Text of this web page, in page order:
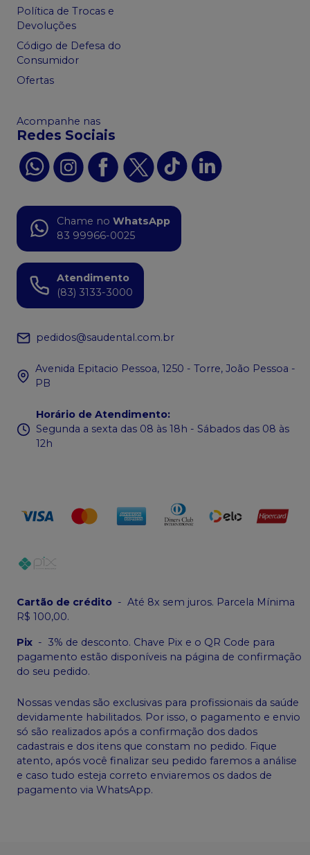
Política de Trocas e
Devoluções
Código de Defesa do
Consumidor
Ofertas
Acompanhe nas
Redes Sociais
Chame no WhatsApp
83 99966-0025
Atendimento
(83) 3133-3000
pedidos@saudental.com.br
Avenida Epitacio Pessoa, 1250 - Torre, João Pessoa -
PB
Horário de Atendimento:
Segunda a sexta das 08 às 18h - Sábados das 08 às
12h
Cartão de crédito - Até 8x sem juros. Parcela Mínima
R$ 100,00.
Pix - 3% de desconto. Chave Pix e o QR Code para
pagamento estão disponíveis na página de confirmação
do seu pedido.
Nossas vendas são exclusivas para profissionais da saúde
devidamente habilitados. Por isso, o pagamento e envio
só são realizados após a confirmação dos dados
cadastrais e dos itens que constam no pedido. Fique
atento, após você finalizar seu pedido faremos a análise
e caso tudo esteja correto enviaremos os dados de
pagamento via WhatsApp.